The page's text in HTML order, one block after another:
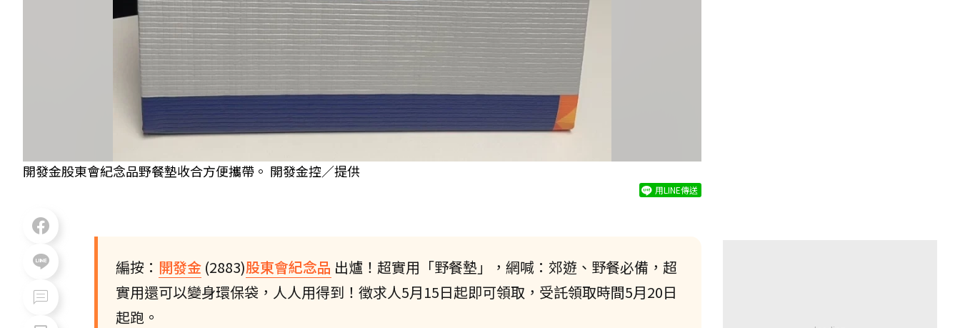
開發金股東會紀念品野餐墊收合方便攜帶。 開發金控／提供
用LINE傳送
編按： 開發金 (2883)股東會紀念品 出爐！超實用「野餐墊」，網喊：郊遊、野餐必備，超
實用還可以變身環保袋，人人用得到！徵求人5月15日起即可領取，受託領取時間5月20日
起跑。